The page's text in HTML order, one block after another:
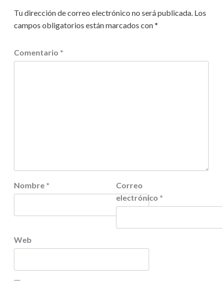
Tu dirección de correo electrónico no será publicada. Los
campos obligatorios están marcados con*
Comentario *
Nombre *
Correo
electrónico *
Web